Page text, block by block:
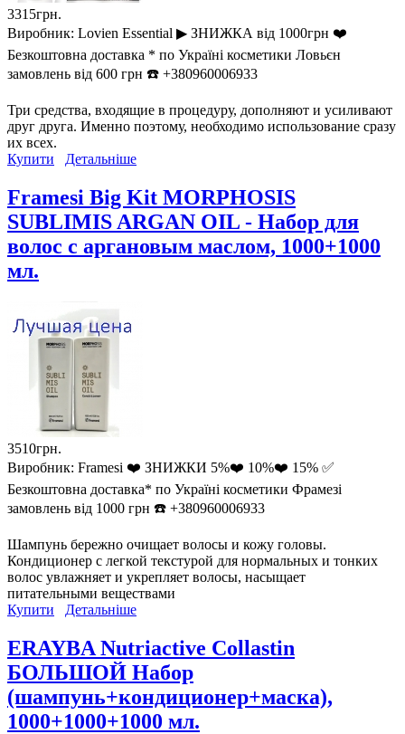
3315грн.
Виробник: Lovien Essential ▶︎ ЗНИЖКА від 1000грн ❤️
Безкоштовна доставка * по Україні косметики Ловьєн
замовлень від 600 грн ☎️ +380960006933
Три средства, входящие в процедуру, дополняют и усиливают
друг друга. Именно поэтому, необходимо использование сразу
их всех.
Купити
Детальніше
Framesi Big Kit MORPHOSIS
SUBLIMIS ARGAN OIL - Набор для
волос с аргановым маслом, 1000+1000
мл.
3510грн.
Виробник: Framesi ❤️ ЗНИЖКИ 5%❤️ 10%❤️ 15% ✅
Безкоштовна доставка* по Україні косметики Фрамезі
замовлень від 1000 грн ☎️ +380960006933
Шампунь бережно очищает волосы и кожу головы.
Кондиционер с легкой текстурой для нормальных и тонких
волос увлажняет и укрепляет волосы, насыщает
питательными веществами
Купити
Детальніше
ERAYBA Nutriactive Collastin
БОЛЬШОЙ Набор
(шампунь+кондиционер+маска),
1000+1000+1000 мл.